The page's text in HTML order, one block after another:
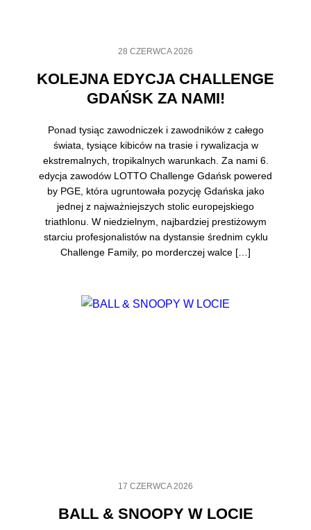
28 CZERWCA 2026
KOLEJNA EDYCJA CHALLENGE
GDAŃSK ZA NAMI!
Ponad tysiąc zawodniczek i zawodników z całego
świata, tysiące kibiców na trasie i rywalizacja w
ekstremalnych, tropikalnych warunkach. Za nami 6.
edycja zawodów LOTTO Challenge Gdańsk powered
by PGE, która ugruntowała pozycję Gdańska jako
jednej z najważniejszych stolic europejskiego
triathlonu. W niedzielnym, najbardziej prestiżowym
starciu profesjonalistów na dystansie średnim cyklu
Challenge Family, po morderczej walce […]
17 CZERWCA 2026
BALL & SNOOPY W LOCIE